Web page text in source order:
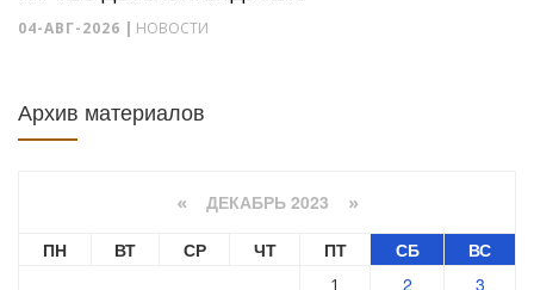
04-АВГ-2026 | НОВОСТИ
Архив материалов
« ДЕКАБРЬ 2023 »
ПН ВТ СР ЧТ ПТ СБ ВС
1 2 3